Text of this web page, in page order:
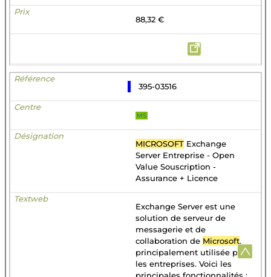
88,32 €
395-03516
MS
MICROSOFT Exchange
Server Entreprise - Open
Value Souscription -
Assurance + Licence
Exchange Server est une
solution de serveur de
messagerie et de
collaboration de Microsoft,
principalement utilisée par
les entreprises. Voici les